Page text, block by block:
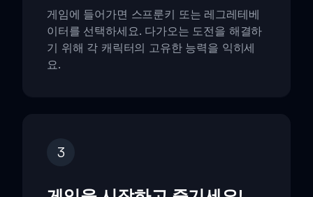
게임에 들어가면 스프룬키 또는 레그레테베
이터를 선택하세요. 다가오는 도전을 해결하
기 위해 각 캐릭터의 고유한 능력을 익히세
요.
3